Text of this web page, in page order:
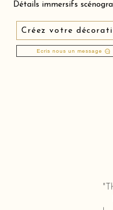
Détails immersifs
Créez votre
Ecris nous un message